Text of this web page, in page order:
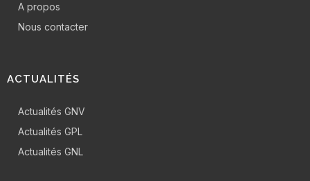
A propos
Nous contacter
ACTUALITÉS
Actualités GNV
Actualités GPL
Actualités GNL